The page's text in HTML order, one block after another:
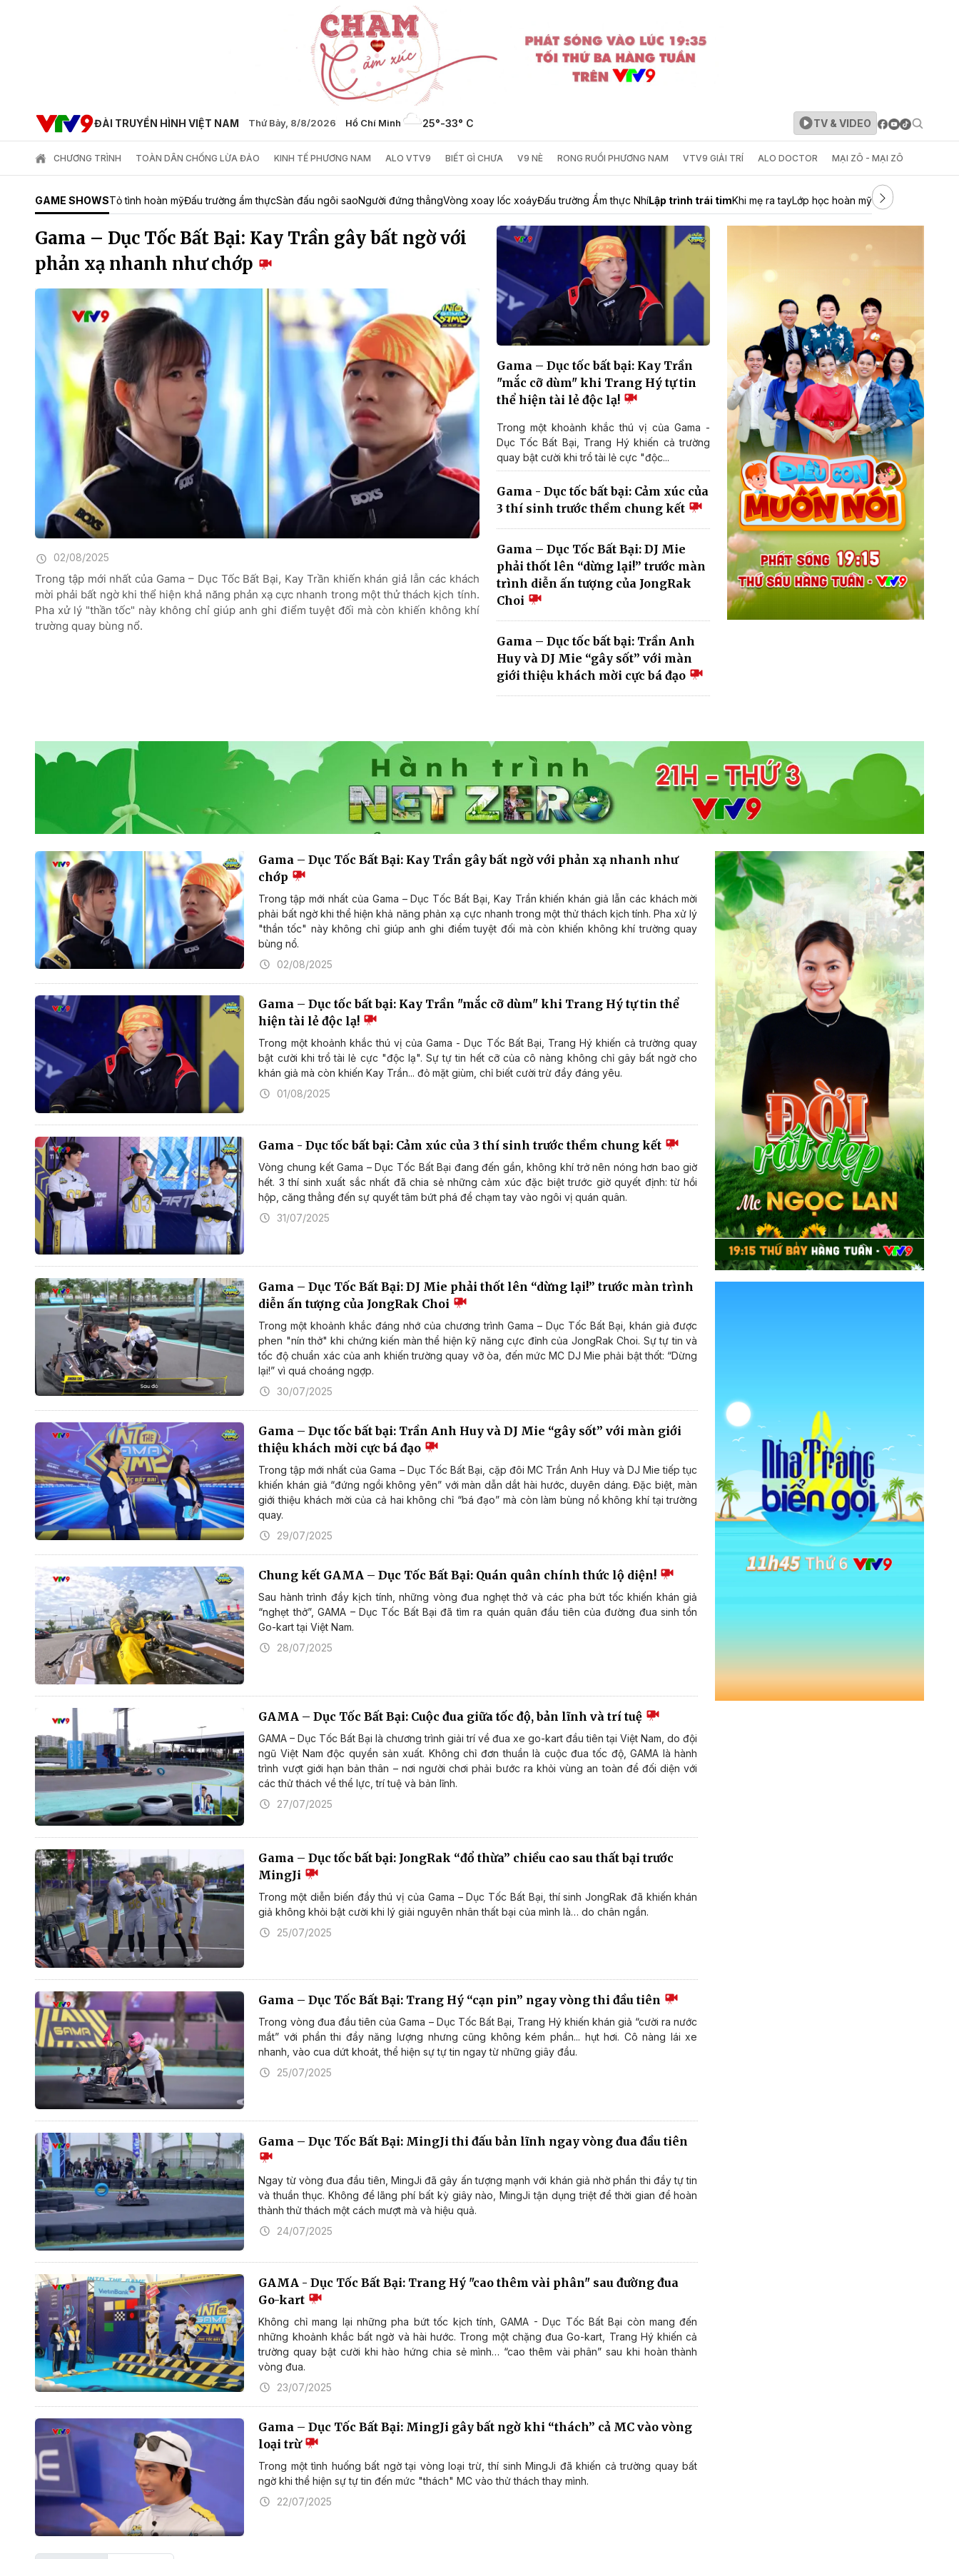
ĐÀI TRUYỀN HÌNH VIỆT NAM Thứ Bảy, 8/8/2026 Hồ Chí Minh 25°-33° C TV & VIDEO
CHƯƠNG TRÌNH TOÀN DÂN CHỐNG LỪA ĐẢO KINH TẾ PHƯƠNG NAM ALO VTV9 BIẾT GÌ CHƯA V9 NÈ RONG RUỔI PHƯƠNG NAM VTV9 GIẢI TRÍ ALO DOCTOR MẠI ZÔ - MẠI ZÔ
GAME SHOWSTỏ tình hoàn mỹĐấu trường ẩm thựcSàn đấu ngôi saoNgười đứng thẳngVòng xoay lốc xoáyĐấu trường Ẩm thực NhíLập trình trái timKhi mẹ ra tayLớp học hoàn mỹ
Gama – Dục Tốc Bất Bại: Kay Trần gây bất ngờ với
phản xạ nhanh như chớp
02/08/2025
Trong tập mới nhất của Gama – Dục Tốc Bất Bại, Kay Trần khiến khán giả lẫn các khách
mời phải bất ngờ khi thể hiện khả năng phản xạ cực nhanh trong một thử thách kịch tính.
Pha xử lý "thần tốc" này không chỉ giúp anh ghi điểm tuyệt đối mà còn khiến không khí
trường quay bùng nổ.
Gama – Dục tốc bất bại: Kay Trần
"mắc cỡ dùm" khi Trang Hý tự tin
thể hiện tài lẻ độc lạ!
Trong một khoảnh khắc thú vị của Gama -
Dục Tốc Bất Bại, Trang Hý khiến cả trường
quay bật cười khi trổ tài lẻ cực "độc...
Gama - Dục tốc bất bại: Cảm xúc của
3 thí sinh trước thềm chung kết
Gama – Dục Tốc Bất Bại: DJ Mie
phải thốt lên “dừng lại!” trước màn
trình diễn ấn tượng của JongRak
Choi
Gama – Dục tốc bất bại: Trần Anh
Huy và DJ Mie “gây sốt” với màn
giới thiệu khách mời cực bá đạo
Gama – Dục Tốc Bất Bại: Kay Trần gây bất ngờ với phản xạ nhanh như
chớp
Trong tập mới nhất của Gama – Dục Tốc Bất Bại, Kay Trần khiến khán giả lẫn các khách mời
phải bất ngờ khi thể hiện khả năng phản xạ cực nhanh trong một thử thách kịch tính. Pha xử lý
"thần tốc" này không chỉ giúp anh ghi điểm tuyệt đối mà còn khiến không khí trường quay
bùng nổ.
02/08/2025
Gama – Dục tốc bất bại: Kay Trần "mắc cỡ dùm" khi Trang Hý tự tin thể
hiện tài lẻ độc lạ!
Trong một khoảnh khắc thú vị của Gama - Dục Tốc Bất Bại, Trang Hý khiến cả trường quay
bật cười khi trổ tài lẻ cực "độc lạ". Sự tự tin hết cỡ của cô nàng không chỉ gây bất ngờ cho
khán giả mà còn khiến Kay Trần... đỏ mặt giùm, chỉ biết cười trừ đầy đáng yêu.
01/08/2025
Gama - Dục tốc bất bại: Cảm xúc của 3 thí sinh trước thềm chung kết
Vòng chung kết Gama – Dục Tốc Bất Bại đang đến gần, không khí trở nên nóng hơn bao giờ
hết. 3 thí sinh xuất sắc nhất đã chia sẻ những cảm xúc đặc biệt trước giờ quyết định: từ hồi
hộp, căng thẳng đến sự quyết tâm bứt phá để chạm tay vào ngôi vị quán quân.
31/07/2025
Gama – Dục Tốc Bất Bại: DJ Mie phải thốt lên “dừng lại!” trước màn trình
diễn ấn tượng của JongRak Choi
Trong một khoảnh khắc đáng nhớ của chương trình Gama – Dục Tốc Bất Bại, khán giả được
phen "nín thở" khi chứng kiến màn thể hiện kỹ năng cực đỉnh của JongRak Choi. Sự tự tin và
tốc độ chuẩn xác của anh khiến trường quay vỡ òa, đến mức MC DJ Mie phải bật thốt: “Dừng
lại!” vì quá choáng ngợp.
30/07/2025
Gama – Dục tốc bất bại: Trần Anh Huy và DJ Mie “gây sốt” với màn giới
thiệu khách mời cực bá đạo
Trong tập mới nhất của Gama – Dục Tốc Bất Bại, cặp đôi MC Trần Anh Huy và DJ Mie tiếp tục
khiến khán giả “đứng ngồi không yên” với màn dẫn dắt hài hước, duyên dáng. Đặc biệt, màn
giới thiệu khách mời của cả hai không chỉ “bá đạo” mà còn làm bùng nổ không khí tại trường
quay.
29/07/2025
Chung kết GAMA – Dục Tốc Bất Bại: Quán quân chính thức lộ diện!
Sau hành trình đầy kịch tính, những vòng đua nghẹt thở và các pha bứt tốc khiến khán giả
“nghẹt thở”, GAMA – Dục Tốc Bất Bại đã tìm ra quán quân đầu tiên của đường đua sinh tồn
Go-kart tại Việt Nam.
28/07/2025
GAMA – Dục Tốc Bất Bại: Cuộc đua giữa tốc độ, bản lĩnh và trí tuệ
GAMA – Dục Tốc Bất Bại là chương trình giải trí về đua xe go-kart đầu tiên tại Việt Nam, do đội
ngũ Việt Nam độc quyền sản xuất. Không chỉ đơn thuần là cuộc đua tốc độ, GAMA là hành
trình vượt giới hạn bản thân – nơi người chơi phải bước ra khỏi vùng an toàn để đối diện với
các thử thách về thể lực, trí tuệ và bản lĩnh.
27/07/2025
Gama – Dục tốc bất bại: JongRak “đổ thừa” chiều cao sau thất bại trước
MingJi
Trong một diễn biến đầy thú vị của Gama – Dục Tốc Bất Bại, thí sinh JongRak đã khiến khán
giả không khỏi bật cười khi lý giải nguyên nhân thất bại của mình là… do chân ngắn.
25/07/2025
Gama – Dục Tốc Bất Bại: Trang Hý “cạn pin” ngay vòng thi đầu tiên
Trong vòng đua đầu tiên của Gama – Dục Tốc Bất Bại, Trang Hý khiến khán giả “cười ra nước
mắt” với phần thi đầy năng lượng nhưng cũng không kém phần... hụt hơi. Cô nàng lái xe
nhanh, vào cua dứt khoát, thể hiện sự tự tin ngay từ những giây đầu.
25/07/2025
Gama – Dục Tốc Bất Bại: MingJi thi đấu bản lĩnh ngay vòng đua đầu tiên
Ngay từ vòng đua đầu tiên, MingJi đã gây ấn tượng mạnh với khán giả nhờ phần thi đầy tự tin
và thuần thục. Không để lãng phí bất kỳ giây nào, MingJi tận dụng triệt để thời gian để hoàn
thành thử thách một cách mượt mà và hiệu quả.
24/07/2025
GAMA - Dục Tốc Bất Bại: Trang Hý "cao thêm vài phân" sau đường đua
Go-kart
Không chỉ mang lại những pha bứt tốc kịch tính, GAMA - Dục Tốc Bất Bại còn mang đến
những khoảnh khắc bất ngờ và hài hước. Trong một chặng đua Go-kart, Trang Hý khiến cả
trường quay bật cười khi hào hứng chia sẻ mình… “cao thêm vài phân” sau khi hoàn thành
vòng đua.
23/07/2025
Gama – Dục Tốc Bất Bại: MingJi gây bất ngờ khi “thách” cả MC vào vòng
loại trừ
Trong một tình huống bất ngờ tại vòng loại trừ, thí sinh MingJi đã khiến cả trường quay bất
ngờ khi thể hiện sự tự tin đến mức "thách" MC vào thử thách thay mình.
22/07/2025